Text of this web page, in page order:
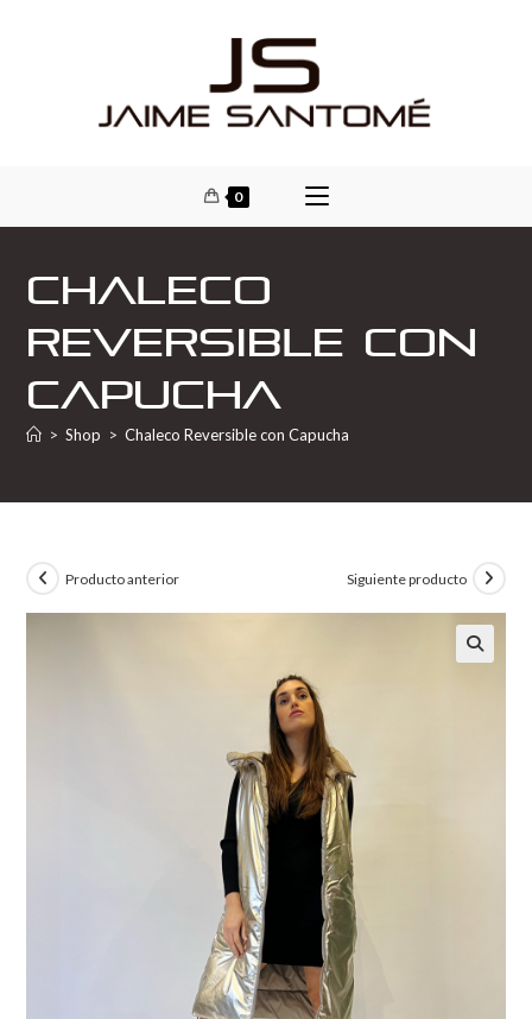
0
Chaleco
Reversible con
Capucha
> Shop > Chaleco Reversible con Capucha
Producto anterior Siguiente producto